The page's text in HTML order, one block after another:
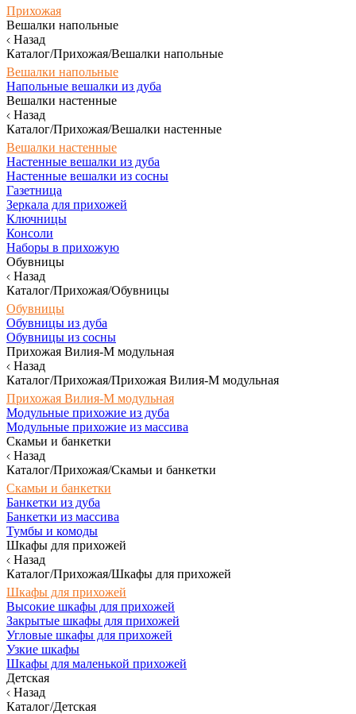
Прихожая
Вешалки напольные
Назад
Каталог/Прихожая/Вешалки напольные
Вешалки напольные
Напольные вешалки из дуба
Вешалки настенные
Назад
Каталог/Прихожая/Вешалки настенные
Вешалки настенные
Настенные вешалки из дуба
Настенные вешалки из сосны
Газетница
Зеркала для прихожей
Ключницы
Консоли
Наборы в прихожую
Обувницы
Назад
Каталог/Прихожая/Обувницы
Обувницы
Обувницы из дуба
Обувницы из сосны
Прихожая Вилия-М модульная
Назад
Каталог/Прихожая/Прихожая Вилия-М модульная
Прихожая Вилия-М модульная
Модульные прихожие из дуба
Модульные прихожие из массива
Скамьи и банкетки
Назад
Каталог/Прихожая/Скамьи и банкетки
Скамьи и банкетки
Банкетки из дуба
Банкетки из массива
Тумбы и комоды
Шкафы для прихожей
Назад
Каталог/Прихожая/Шкафы для прихожей
Шкафы для прихожей
Высокие шкафы для прихожей
Закрытые шкафы для прихожей
Угловые шкафы для прихожей
Узкие шкафы
Шкафы для маленькой прихожей
Детская
Назад
Каталог/Детская